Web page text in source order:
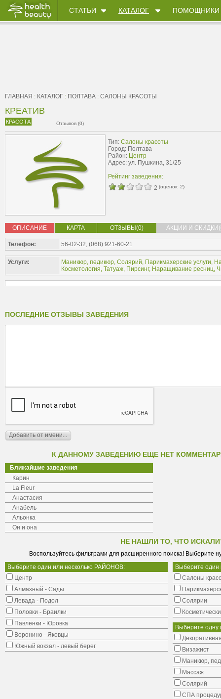
СТАТЬИ КАТАЛОГ ПОМОЩНИКИ
ГЛАВНАЯ : КАТАЛОГ : ПОЛТАВА : САЛОНЫ КРАСОТЫ
КРЕАТИВ
КРАСОТА Отзывов (0)
Тип: Салоны красоты
Город: Полтава
Район: Центр
Адрес: ул. Пушкина, 31/25
Рейтинг заведения:
2 (оценок: 2)
ОПИСАНИЕ КАРТА ОТЗЫВЫ(0) АКЦИИ И
Телефон: 56-02-32, (068) 921-60-21
Услуги: Маникюр, педикюр, Солярий, Парикмахерские услуги,
Косметология, Татуаж, Пирсинг, Наращивание ресниц,
ПОСЛЕДНИЕ ОТЗЫВЫ ЗАВЕДЕНИЯ
К ДАННОМУ ЗАВЕДЕНИЮ ЕЩЕ НЕТ
Ближайшие заведения
Карин
La Fleur
Анастасия
Анабель
Альонка
Он и она
НЕ НАШЛИ ТО, ЧТО
Воспользуйтесь фильтрами для расширенного поиска! Выберите
Выберите один или несколько РАЙОНОВ:
Центр
Алмазный - Сады
Левада - Подол
Половки - Браилки
Павленки - Юровка
Воронино - Яковцы
Южный вокзал - левый берег
Выберите
Салоны
Солярии
Выберите одну
Визажист
Маникюр,
Массаж
Солярий
СПА